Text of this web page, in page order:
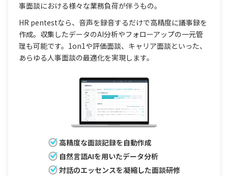
事面談における様々な業務負荷が伴うもの。
HR pentestなら、音声を録音するだけで高精度に議事録を
作成。収集したデータのAI分析やフォローアップの一元管
理も可能です。1on1や評価面談、キャリア面談といった、
あらゆる人事面談の最適化を実現します。
高精度な面談記録を自動作成
自然言語AIを用いたデータ分析
対話のエッセンスを凝縮した面談研修